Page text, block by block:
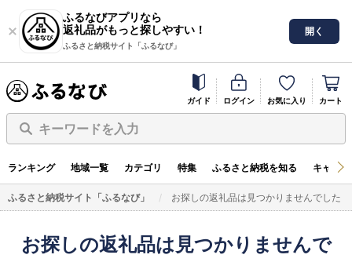
ふるなびアプリなら
返礼品がもっと探しやすい！
ふるさと納税サイト「ふるなび」
開く
ガイド ログイン お気に入り カート
キーワードを入力
ランキング 地域一覧 カテゴリ 特集 ふるさと納税を知る キャン
ふるさと納税サイト「ふるなび」 お探しの返礼品は見つかりませんでした
お探しの返礼品は見つかりませんで